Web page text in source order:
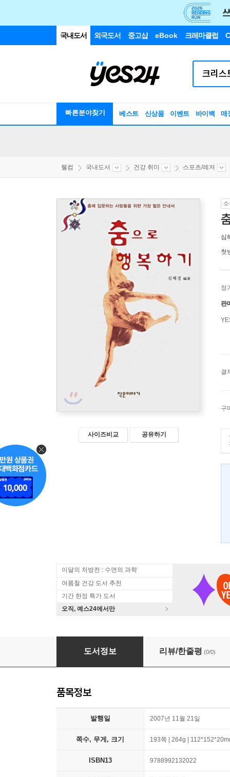
국내도서 외국도서 중고샵 eBook 크레마클럽
빠른분야찾기 베스트 신상품 이벤트 바이백 매
웰컴 국내도서 건강 취미 스포츠/레저
사이즈비교 공유하기
심
첫
정
판
결
구
이달의 처방전 : 수면의 과학
여름철 건강 도서 추천
기간 한정 특가 도서
오직, 예스24에서만
춤으로 행복하기
도서정보 리뷰/한줄평 (0/0)
품목정보
발행일 2007년 11월 21일
쪽수, 무게, 크기 193쪽 | 264g |
ISBN13 9788992132022